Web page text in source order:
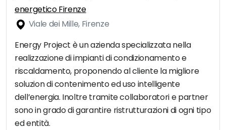
energetico Firenze
Viale dei Mille, Firenze
Energy Project è un azienda specializzata nella
realizzazione di impianti di condizionamento e
riscaldamento, proponendo al cliente la migliore
soluzion di contenimento ed uso intelligente
dell’energia. Inoltre tramite collaboratori e partner
sono in grado di garantire ristrutturazioni di ogni tipo
ed entità.